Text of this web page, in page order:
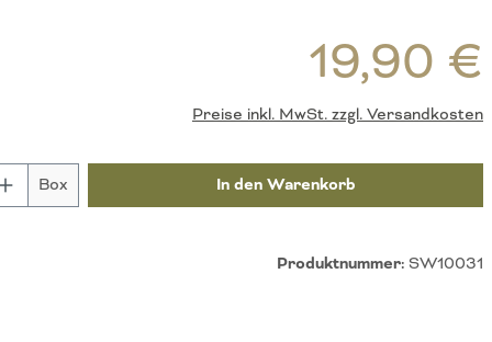
19,90 €
Preise inkl. MwSt. zzgl. Versandkosten
Gib den gewünschten Wert ein
Box In den Warenkorb
Produktnummer: SW10031